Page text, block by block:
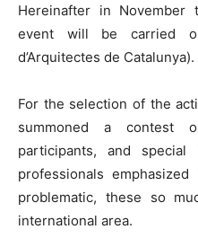
Hereinafter in
event will be carried
d’Arquitectes de Catalunya).
For the selection of the
summoned a contest
participants, and
professionals
problematic, these so
international area.